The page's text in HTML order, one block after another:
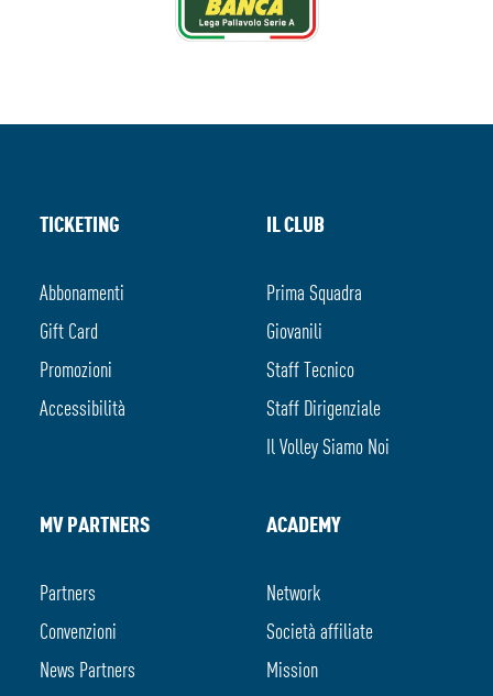
TICKETING
Abbonamenti
Gift Card
Promozioni
Accessibilità
IL CLUB
Prima Squadra
Giovanili
Staff Tecnico
Staff Dirigenziale
Il Volley Siamo Noi
MV PARTNERS
Partners
Convenzioni
News Partners
ACADEMY
Network
Società affiliate
Mission